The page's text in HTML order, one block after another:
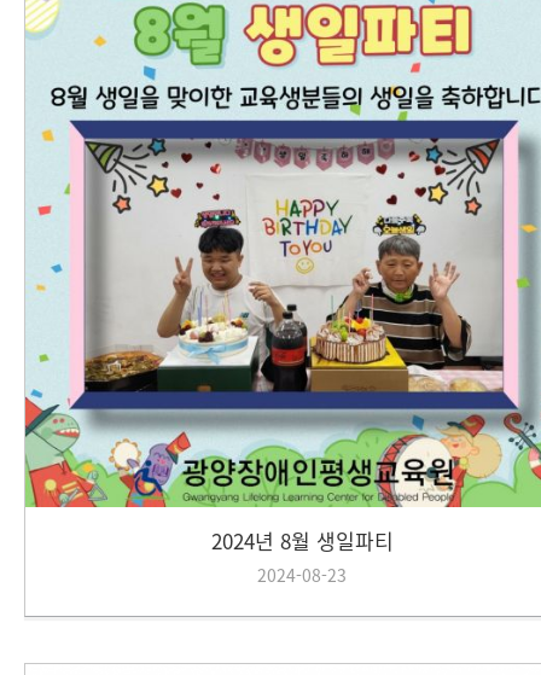
2024년 8월 생일파티
2024-08-23